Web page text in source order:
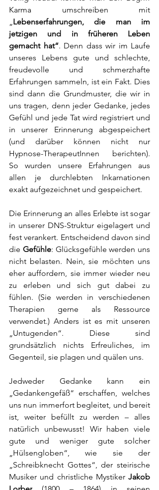
Karma umschreiben mit
„Lebenserfahrungen, die man im
jetzigen und in früheren Leben
gemacht hat“. Denn dass wir im Laufe
unseres Lebens gute und schlechte,
freudevolle und schmerzhafte
Erfahrungen sammeln, ist ein Fakt. Dies
sind dann die Grundmuster, die wir in
uns tragen, denn jeder Gedanke, jedes
Gefühl und jede Tat wird registriert und
in unserer Erinnerung abgespeichert
(und darüber können nicht nur
Hypnose-TherapeutInnen berichten).
So wurden unsere Erfahrungen aus
allen je durchlebten Inkarnationen
exakt aufgezeichnet und gespeichert.
Die Erinnerung an alles Erlebte ist sogar
in unserer DNS-Struktur eigelagert und
fest verankert. Entscheidend davon sind
die Gefühle: Glücksgefühle werden uns
nicht belasten. Nein, sie möchten uns
eher auffordern, sie immer wieder neu
zu erleben und sich gut dabei zu
fühlen. (Sie werden in verschiedenen
Therapien gerne als Ressource
verwendet.) Anders ist es mit unseren
„Untugenden“. Diese sind
grundsätzlich nichts Erfreuliches, im
Gegenteil, sie plagen und quälen uns.
Jedweder Gedanke kann ein
„Gedankengefäß“ erschaffen, welches
uns nun immerfort begleitet, und bereit
ist, weiter befüllt zu werden – alles
natürlich unbewusst! Wir haben viele
gute und weniger gute solcher
„Hülsengloben“, wie sie der
„Schreibknecht Gottes“, der steirische
Musiker und christliche Mystiker Jakob